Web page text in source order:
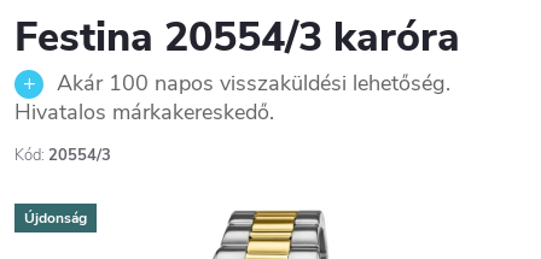
Festina 20554/3 karóra
Akár 100 napos visszaküldési lehetőség.
Hivatalos márkakereskedő.
Kód: 20554/3
Újdonság